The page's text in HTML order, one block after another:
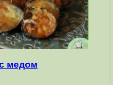
медом